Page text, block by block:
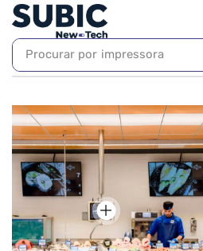
Procurar por impressora